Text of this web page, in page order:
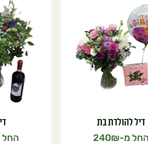
דיל להולדת בת
240